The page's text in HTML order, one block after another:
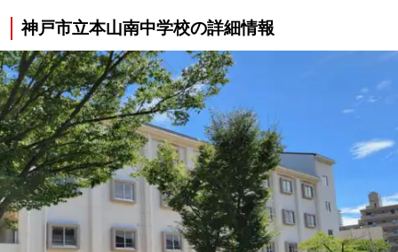
神戸市立本山南中学校の詳細情報